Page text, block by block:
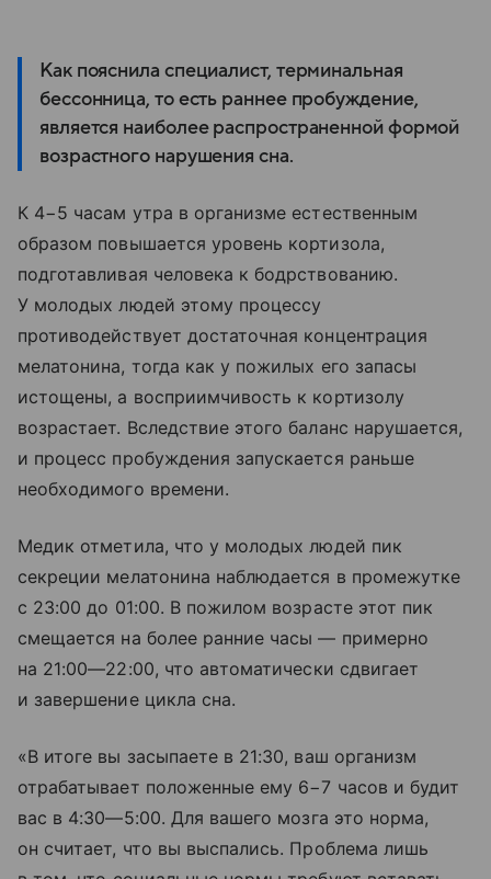
Как пояснила специалист, терминальная
бессонница, то есть раннее пробуждение,
является наиболее распространенной формой
возрастного нарушения сна.
К 4−5 часам утра в организме естественным
образом повышается уровень кортизола,
подготавливая человека к бодрствованию.
У молодых людей этому процессу
противодействует достаточная концентрация
мелатонина, тогда как у пожилых его запасы
истощены, а восприимчивость к кортизолу
возрастает. Вследствие этого баланс нарушается,
и процесс пробуждения запускается раньше
необходимого времени.
Медик отметила, что у молодых людей пик
секреции мелатонина наблюдается в промежутке
с 23:00 до 01:00. В пожилом возрасте этот пик
смещается на более ранние часы — примерно
на 21:00—22:00, что автоматически сдвигает
и завершение цикла сна.
«В итоге вы засыпаете в 21:30, ваш организм
отрабатывает положенные ему 6−7 часов и будит
вас в 4:30—5:00. Для вашего мозга это норма,
он считает, что вы выспались. Проблема лишь